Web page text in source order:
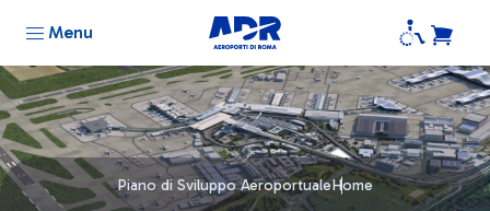
Menu
Piano di Sviluppo AeroportualeHome